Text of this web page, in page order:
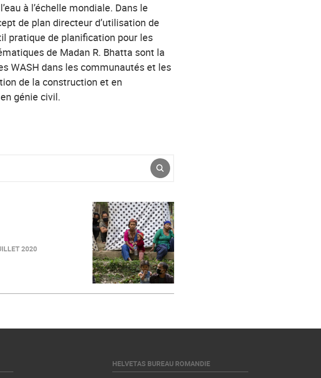
à l’échelle mondiale. Dans le
de plan directeur d’utilisation de
pratique de planification pour les
de Madan R. Bhatta sont la
WASH dans les communautés et les
de la construction et en
génie civil.
ENVOYER
2020
HELVETAS BUREAU ROMANDIE